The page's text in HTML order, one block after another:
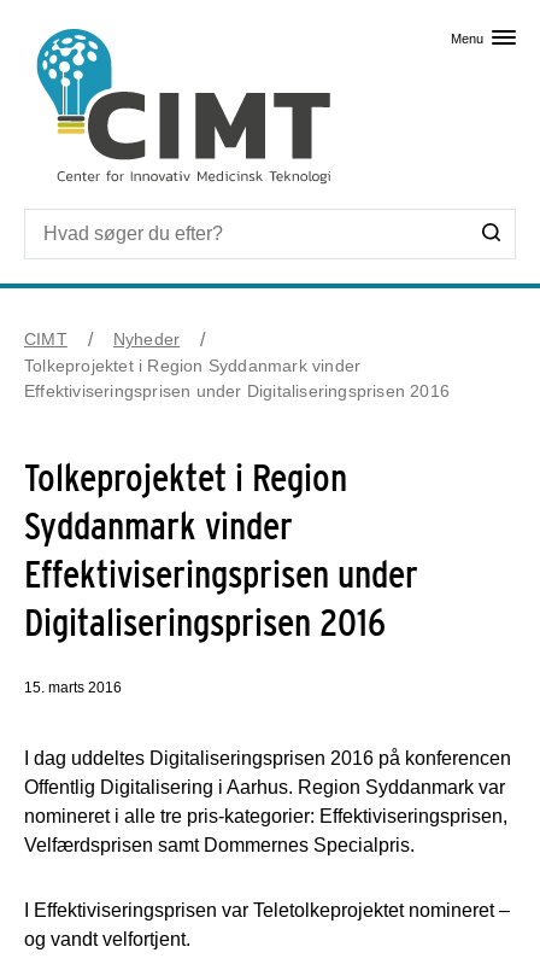
Menu
CIMT
Nyheder
Tolkeprojektet i Region Syddanmark vinder
Effektiviseringsprisen under Digitaliseringsprisen 2016
Tolkeprojektet i Region
Syddanmark vinder
Effektiviseringsprisen under
Digitaliseringsprisen 2016
15. marts 2016
I dag uddeltes Digitaliseringsprisen 2016 på konferencen
Offentlig Digitalisering i Aarhus. Region Syddanmark var
nomineret i alle tre pris-kategorier: Effektiviseringsprisen,
Velfærdsprisen samt Dommernes Specialpris.
I Effektiviseringsprisen var Teletolkeprojektet nomineret –
og vandt velfortjent.